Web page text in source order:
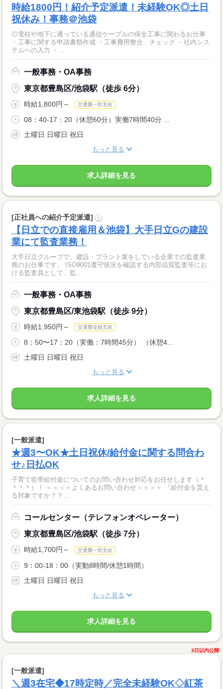
時給1800円！紹介予定派遣！未経験OK◎土日
祝休み！事務＠池袋
◎電柱や地下に通っている通信ケーブルの保全工事に関わるお仕事
・工事に関する申請書類作成 ・工事費用整合、チェック ・社内シス
テムへの入力 ・...
一般事務・OA事務
東京都豊島区/池袋駅（徒歩 6分）
時給1,800円～ 交通費一部支給
08：40-17：20（休憩60分）実働7時間40分 ...
土曜日 日曜日 祝日
もっと見る
求人詳細を見る
[正社員への紹介予定派遣] ?
【日立での直接雇用＆池袋】大手日立Gの建設
業にて監査業務！
大手日立グループで、建設・プラント業をしている企業での監査業
務のお仕事です。 ISO9001遵守状況を確認する内部品質監査等にお
ける監査員として、監...
一般事務・OA事務
東京都豊島区/東池袋駅（徒歩 9分）
時給1,950円～ 交通費全額支給
8：50〜17：20（実働：7時間45分） （休憩4...
土曜日 日曜日 祝日
もっと見る
求人詳細を見る
[一般派遣]
★週3〜OK★土日祝休/給付金に関する問合わ
せ♪日払OK
子育て世帯給付金についてのお問い合わせ対応をお任せします（＊
＾＾＊）！ ＜＜＜＜よくあるお問い合わせ＞＞＞＞ 『給付金を貰え
る対象ですか？？...
コールセンター（テレフォンオペレーター）
東京都豊島区/池袋駅（徒歩 7分）
時給1,700円～ 交通費一部支給
9：00-18：00（実動8時間/休憩1時間）
土曜日 日曜日 祝日
もっと見る
求人詳細を見る
3日以内公開
[一般派遣]
＼週3在宅◆17時定時／完全未経験OK◇紅茶